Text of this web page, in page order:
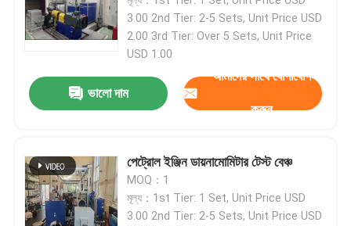
3.00 2nd Tier: 2-5 Sets, Unit Price USD
2.00 3rd Tier: Over 5 Sets, Unit Price
USD 1.00
ভালো দাম
আমাদের সাথে যোগাযোগ
করুন
পেট্রোল ইঞ্জিন ডায়নামোমিটার টেস্ট বেঞ্চ
MOQ：1
মূল্য：1st Tier: 1 Set, Unit Price USD
3.00 2nd Tier: 2-5 Sets, Unit Price USD